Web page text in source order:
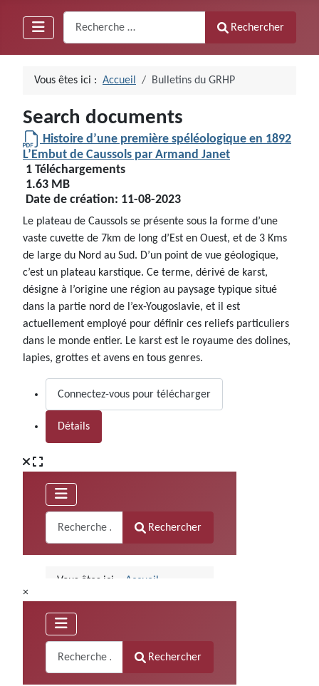
Rechercher
Vous êtes ici : Accueil Bulletins du GRHP
Search documents
Histoire d’une première spéléologique en 1892
L’Embut de Caussols par Armand Janet
1 Téléchargements
1.63 MB
Date de création: 11-08-2023
Le plateau de Caussols se présente sous la forme d’une
vaste cuvette de 7km de long d’Est en Ouest, et de 3 Kms
de large du Nord au Sud. D’un point de vue géologique,
c’est un plateau karstique. Ce terme, dérivé de karst,
désigne à l’origine une région au paysage typique situé
dans la partie nord de l’ex-Yougoslavie, et il est
actuellement employé pour définir ces reliefs particuliers
dans le monde entier. Le karst est le royaume des dolines,
lapies, grottes et avens en tous genres.
Connectez-vous pour télécharger
Détails
×